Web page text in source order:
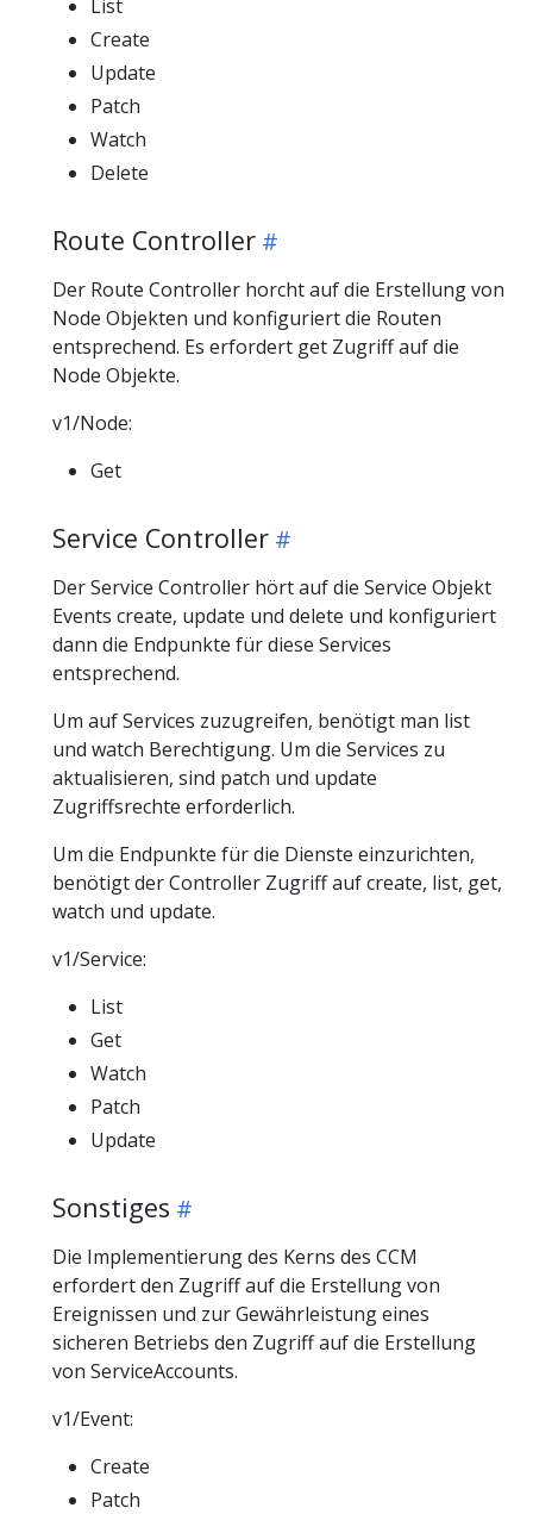
List
Create
Update
Patch
Watch
Delete
Route Controller
Der Route Controller horcht auf die Erstellung von
Node Objekten und konfiguriert die Routen
entsprechend. Es erfordert get Zugriff auf die
Node Objekte.
v1/Node:
Get
Service Controller
Der Service Controller hört auf die Service Objekt
Events create, update und delete und konfiguriert
dann die Endpunkte für diese Services
entsprechend.
Um auf Services zuzugreifen, benötigt man list
und watch Berechtigung. Um die Services zu
aktualisieren, sind patch und update
Zugriffsrechte erforderlich.
Um die Endpunkte für die Dienste einzurichten,
benötigt der Controller Zugriff auf create, list, get,
watch und update.
v1/Service:
List
Get
Watch
Patch
Update
Sonstiges
Die Implementierung des Kerns des CCM
erfordert den Zugriff auf die Erstellung von
Ereignissen und zur Gewährleistung eines
sicheren Betriebs den Zugriff auf die Erstellung
von ServiceAccounts.
v1/Event:
Create
Patch